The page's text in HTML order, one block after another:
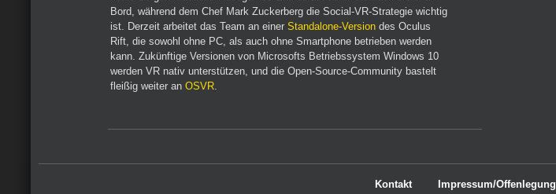
Bord, während dem Chef Mark Zuckerberg die Social-VR-Strategie wichtig
ist. Derzeit arbeitet das Team an einer Standalone-Version des Oculus
Rift, die sowohl ohne PC, als auch ohne Smartphone betrieben werden
kann. Zukünftige Versionen von Microsofts Betriebssystem Windows 10
werden VR nativ unterstützen, und die Open-Source-Community bastelt
fleißig weiter an OSVR.
Kontakt Impressum/Offenlegung